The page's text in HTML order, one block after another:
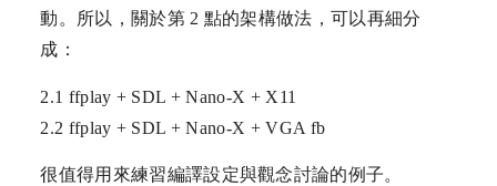
動。所以，關於第 2 點的架構做法，可以再細分
成：
2.1 ffplay + SDL + Nano-X + X11
2.2 ffplay + SDL + Nano-X + VGA fb
很值得用來練習編譯設定與觀念討論的例子。